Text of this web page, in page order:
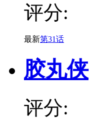
评分:
最新第31话
胶丸侠
评分: